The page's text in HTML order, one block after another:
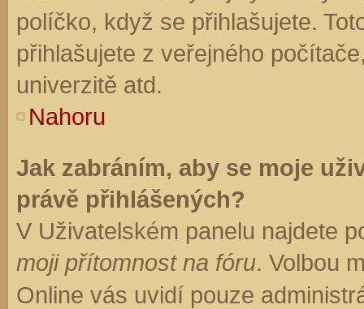
políčko, když se přihlašujete.
přihlašujete z veřejného
univerzitě atd.
Nahoru
Jak zabráním, aby se moje
právě přihlášených?
V Uživatelském panelu najdete
moji přítomnost na fóru. Volbou
Online vás uvidí pouze